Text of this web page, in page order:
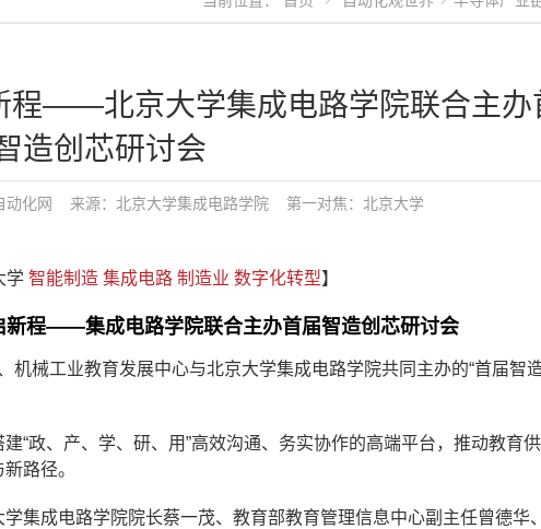
程——北京大学集成电路学院联合主办
造创芯研讨会
动化网 来源：北京大学集成电路学院 第一对焦： 北京大学
学 智能制造 集成电路 制造业 数字化转型】
新程——集成电路学院联合主办首届智造创芯研讨会
械工业教育发展中心与北京大学集成电路学院共同主办的“首届智
“政、产、学、研、用”高效沟通、务实协作的高端平台，推动教育
路径。
集成电路学院院长蔡一茂、教育部教育管理信息中心副主任曾德华